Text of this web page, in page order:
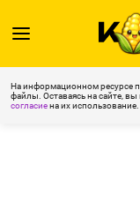
На информационном ресурсе
файлы. Оставаясь на сайте,
согласиена их использование.